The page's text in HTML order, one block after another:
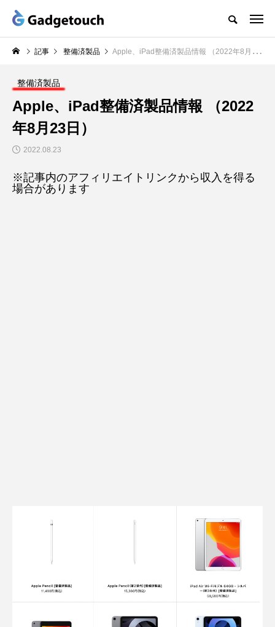
記事 整備済製品 Apple、iPad整備済製品情報 （2022年8月23日）
整備済製品
Apple、iPad整備済製品情報 （2022
年8月23日）
2022.08.23
※記事内のアフィリエイトリンクから収入を得る
場合があります